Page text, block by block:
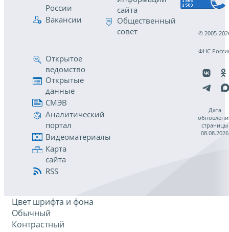
России
Вакансии
сайта
Общественный
совет
Открытое
ведомство
Открытые
данные
СМЭВ
Аналитический
портал
Видеоматериалы
Карта
сайта
RSS
© 2005-
ФНС
Дата
страницы
08.08.2026
Цвет шрифта и фона
Обычный
Контрастный